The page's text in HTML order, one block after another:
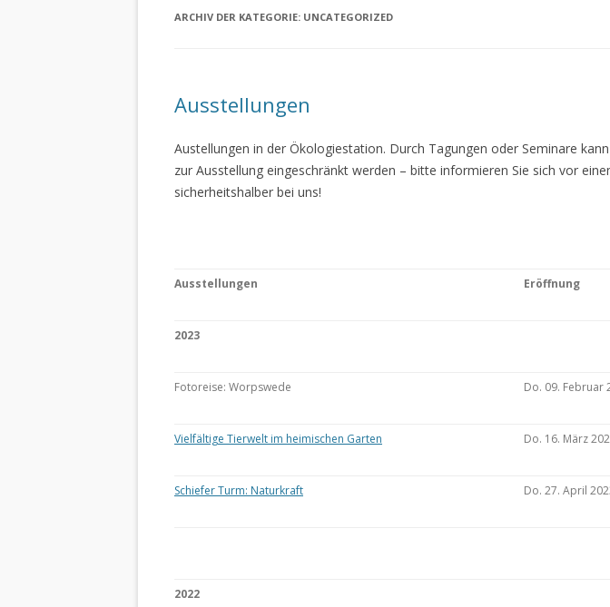
ARCHIV DER KATEGORIE: UNCATEGORIZED
Ausstellungen
Austellungen in der Ökologiestation. Durch Tagungen oder Seminare
zur Ausstellung eingeschränkt werden – bitte informieren Sie sich vor
sicherheitshalber bei uns!
Ausstellungen Eröffnung
2023
Fotoreise: Worpswede Do. 09. Februar
Vielfältige Tierwelt im heimischen Garten Do. 16. März
Schiefer Turm: Naturkraft Do. 27. April
2022